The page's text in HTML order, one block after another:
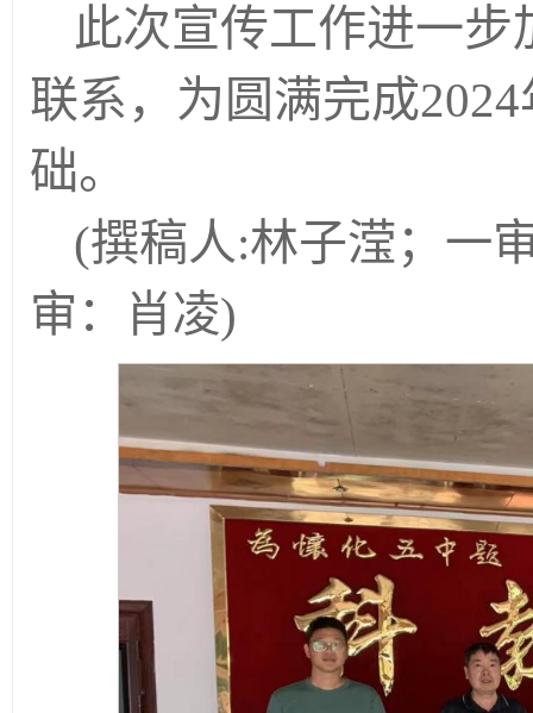
此次宣传工作进一
联系，为圆满完成
础。
(撰稿人:林子滢； 一
审：肖凌)